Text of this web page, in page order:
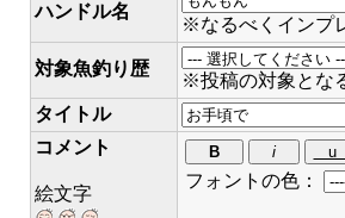
ハンドル名
※なるべくインプ
対象魚釣り歴
※投稿の対象とな
タイトル
コメント
絵文字
フォントの色：